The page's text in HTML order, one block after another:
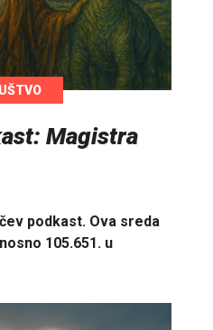
Magistra
podkast. Ova sreda
105.651. u